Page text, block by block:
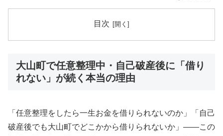
目次
大山町で任意整理中・自己破産後に「借り
れない」が続く本当の理由
「任意整理をしたら一生お金を借りられないのか」「自己
破産後でも大山町でどこかから借りられないか」——この